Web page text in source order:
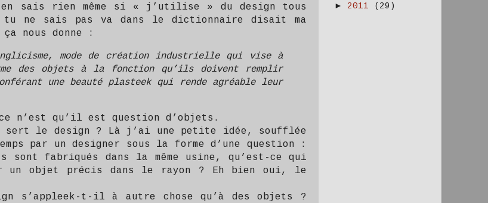
sais rien même si « j’utilise » du design tous
tu ne sais pas va dans le dictionnaire disait ma
nous donne :
mode de création industrielle qui vise à
des objets à la fonction qu’ils doivent remplir
une beauté plasteek qui rende agréable leur
n’est qu’il est question d’objets.
sert le design ? Là j’ai une petite idée, soufflée
par un designer sous la forme d’une question :
fabriqués dans la même usine, qu’est-ce qui
un objet précis dans le rayon ? Eh bien oui, le
s’appleek-t-il à autre chose qu’à des objets ?
► 2011 (29)